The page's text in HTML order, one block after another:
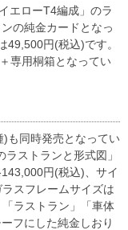
エローT4編成」のラ
の純金カードとなっ
49,500円(税込)です。
専用桐箱となってい
も同時発売となってい
ストランと形式図」
円(税込)、サイ
スフレームサイズは
ラストラン」「車体
フにした純金しおり